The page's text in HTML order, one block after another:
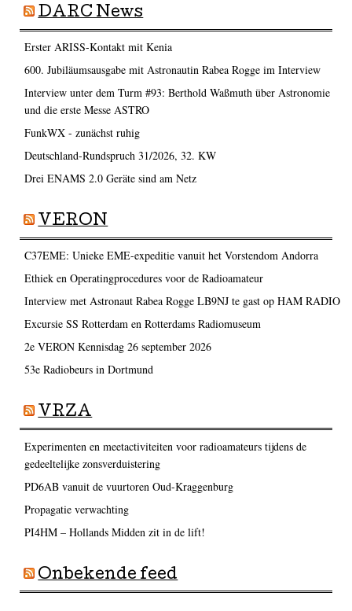
DARC News
Erster ARISS-Kontakt mit Kenia
600. Jubiläumsausgabe mit Astronautin Rabea Rogge im Interview
Interview unter dem Turm #93: Berthold Waßmuth über Astronomie
und die erste Messe ASTRO
FunkWX - zunächst ruhig
Deutschland-Rundspruch 31/2026, 32. KW
Drei ENAMS 2.0 Geräte sind am Netz
VERON
C37EME: Unieke EME-expeditie vanuit het Vorstendom Andorra
Ethiek en Operatingprocedures voor de Radioamateur
Interview met Astronaut Rabea Rogge LB9NJ te gast op HAM RADIO
Excursie SS Rotterdam en Rotterdams Radiomuseum
2e VERON Kennisdag 26 september 2026
53e Radiobeurs in Dortmund
VRZA
Experimenten en meetactiviteiten voor radioamateurs tijdens de
gedeeltelijke zonsverduistering
PD6AB vanuit de vuurtoren Oud-Kraggenburg
Propagatie verwachting
PI4HM – Hollands Midden zit in de lift!
Onbekende feed